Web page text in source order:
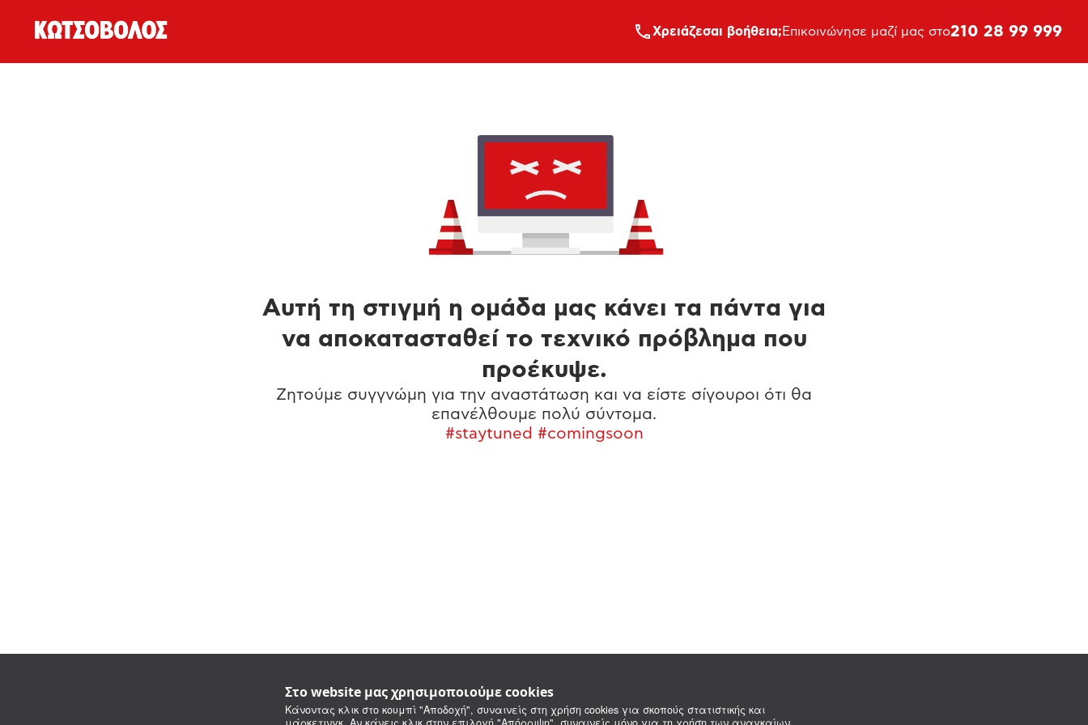
Στο website μας χρησιμοποιούμε cookies
Κάνοντας κλικ στο κουμπί "Αποδοχή", συναινείς στη χρήση cookies για σκοπούς στατιστικής και
Xρειάζεσαι βοήθεια; Επικοινώνησε μαζί μας στο210 28 99 999
Αυτή τη στιγμή η ομάδα μας κάνει τα πάντα για
να αποκατασταθεί το τεχνικό πρόβλημα που
προέκυψε.
Ζητούμε συγγνώμη για την αναστάτωση και να είστε σίγουροι ότι θα
επανέλθουμε πολύ σύντομα.
#staytuned #comingsoon